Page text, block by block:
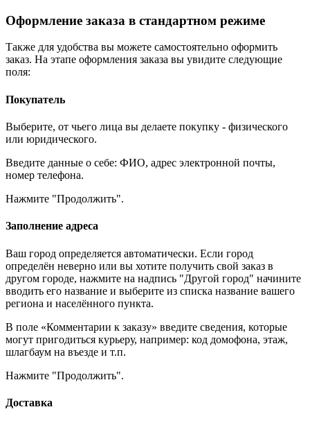
Оформление заказа в стандартном режиме
Также для удобства вы можете самостоятельно оформить
заказ. На этапе оформления заказа вы увидите следующие
поля:
Покупатель
Выберите, от чьего лица вы делаете покупку - физического
или юридического.
Введите данные о себе: ФИО, адрес электронной почты,
номер телефона.
Нажмите "Продолжить".
Заполнение адреса
Ваш город определяется автоматически. Если город
определён неверно или вы хотите получить свой заказ в
другом городе, нажмите на надпись "Другой город" начините
вводить его название и выберите из списка название вашего
региона и населённого пункта.
В поле «Комментарии к заказу» введите сведения, которые
могут пригодиться курьеру, например: код домофона, этаж,
шлагбаум на въезде и т.п.
Нажмите "Продолжить".
Доставка